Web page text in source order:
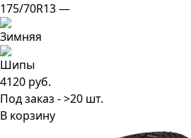
175/70R13 —
4120 руб.
Под заказ - >20 шт.
В корзину